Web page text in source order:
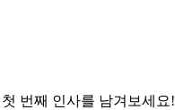
첫 번째 인사를 남겨보세요!